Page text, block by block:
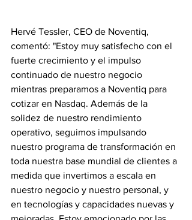
Hervé Tessler, CEO de Noventiq,
comentó: "Estoy muy satisfecho con el
fuerte crecimiento y el impulso
continuado de nuestro negocio
mientras preparamos a Noventiq para
cotizar en Nasdaq. Además de la
solidez de nuestro rendimiento
operativo, seguimos impulsando
nuestro programa de transformación en
toda nuestra base mundial de clientes a
medida que invertimos a escala en
nuestro negocio y nuestro personal, y
en tecnologías y capacidades nuevas y